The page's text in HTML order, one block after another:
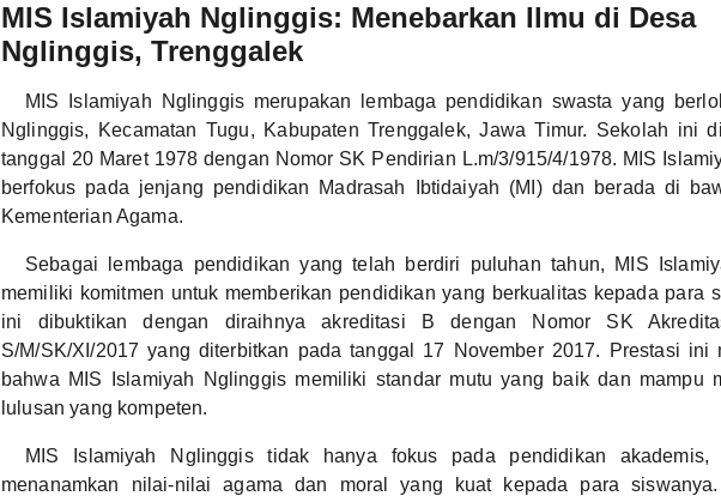
MIS Islamiyah Nglinggis: Menebarkan Ilmu di Desa
Nglinggis, Trenggalek
MIS Islamiyah Nglinggis merupakan lembaga pendidikan swasta yang
Nglinggis, Kecamatan Tugu, Kabupaten Trenggalek, Jawa Timur. Sekolah ini
tanggal 20 Maret 1978 dengan Nomor SK Pendirian L.m/3/915/4/1978. MIS
berfokus pada jenjang pendidikan Madrasah Ibtidaiyah (MI) dan berada di
Kementerian Agama.
Sebagai lembaga pendidikan yang telah berdiri puluhan tahun, MIS
memiliki komitmen untuk memberikan pendidikan yang berkualitas kepada para
ini dibuktikan dengan diraihnya akreditasi B dengan Nomor SK
S/M/SK/XI/2017 yang diterbitkan pada tanggal 17 November 2017. Prestasi ini
bahwa MIS Islamiyah Nglinggis memiliki standar mutu yang baik dan mampu
lulusan yang kompeten.
MIS Islamiyah Nglinggis tidak hanya fokus pada pendidikan akademis,
menanamkan nilai-nilai agama dan moral yang kuat kepada para